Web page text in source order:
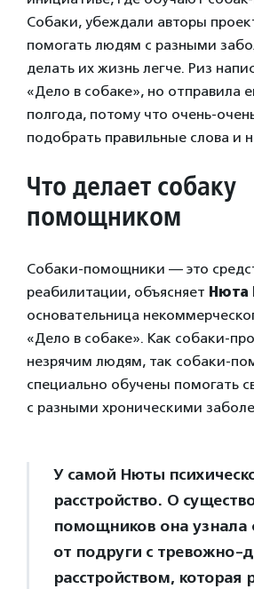
Собаки, убеждали авторы
помогать людям с разными
делать их жизнь легче. Риз
«Дело в собаке», но отправила
полгода, потому что очень-
подобрать правильные слова и
Что делает собаку
помощником
Собаки-помощники — это
реабилитации, объясняет Нюта
основательница
«Дело в собаке». Как собаки-
незрячим людям, так собаки-
специально обучены помогать
с разными хроническими
У самой Нюты
расстройство. О
помощников она узнала
от подруги с тревожно-
расстройством, которая